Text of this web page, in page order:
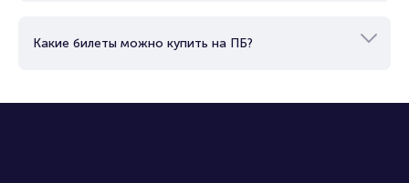
Какие билеты можно купить на ПБ?